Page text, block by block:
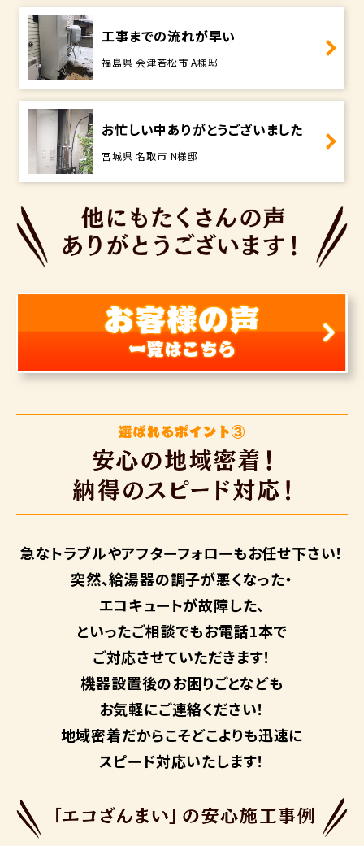
工事までの流れが早い
福島県 会津若松市 A様邸
お忙しい中ありがとうございました
宮城県 名取市 N様邸
急なトラブルやアフターフォローもお任せ下さい！
突然、給湯器の調子が悪くなった・
エコキュートが故障した、
といったご相談でもお電話1本で
ご対応させていただきます！
機器設置後のお困りごとなども
お気軽にご連絡ください！
地域密着だからこそどこよりも迅速に
スピード対応いたします！